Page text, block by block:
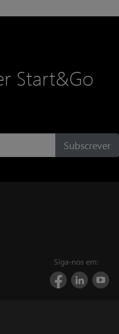
e na capacitação dos
Start&Go
Subscrever
Siga-nos em: